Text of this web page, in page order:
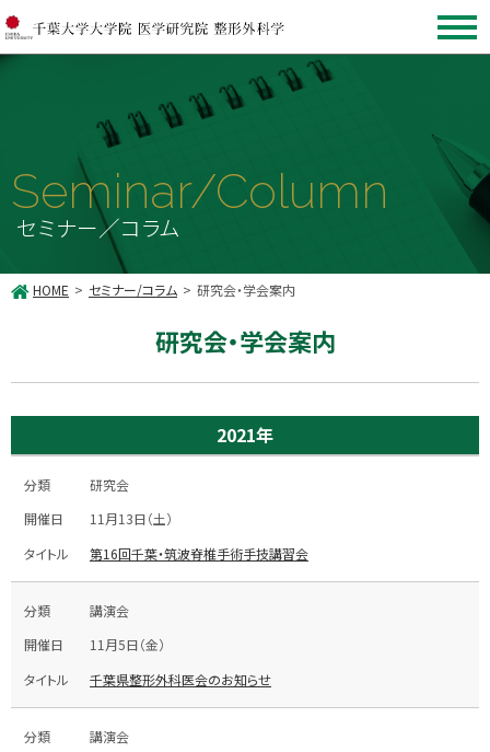
Seminar/Column
セミナー／コラム
HOME セミナー/コラム 研究会・学会案内
研究会・学会案内
2021年
研究会
11月13日（土）
第16回千葉・筑波脊椎手術手技講習会
講演会
11月5日（金）
千葉県整形外科医会のお知らせ
講演会